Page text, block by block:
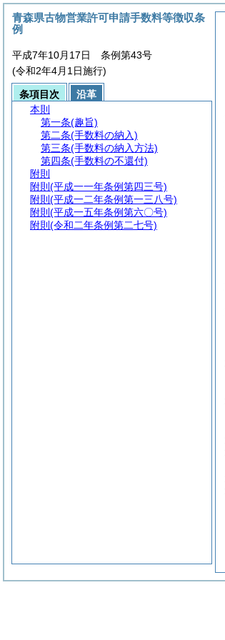
青森県古物営業許可申請手数料等徴収条
例
平成7年10月17日 条例第43号
(令和2年4月1日施行)
条項目次
沿革
本則
第一条(趣旨)
第二条(手数料の納入)
第三条(手数料の納入方法)
第四条(手数料の不還付)
附則
附則 (平成一一年条例第四三号)
附則 (平成一二年条例第一三八号)
附則 (平成一五年条例第六〇号)
附則 (令和二年条例第二七号)